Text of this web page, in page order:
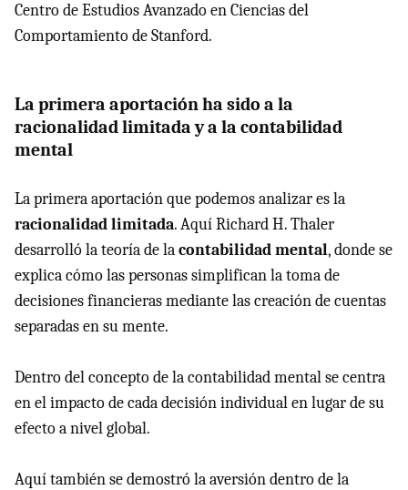
Centro de Estudios Avanzado en Ciencias del
Comportamiento de Stanford.
La primera aportación ha sido a la
racionalidad limitada y a la contabilidad
mental
La primera aportación que podemos analizar es la
racionalidad limitada. Aquí Richard H. Thaler
desarrolló la teoría de lacontabilidad mental, donde se
explica cómo las personas simplifican la toma de
decisiones financieras mediante las creación de cuentas
separadas en su mente.
Dentro del concepto de la contabilidad mental se centra
en el impacto de cada decisión individual en lugar de su
efecto a nivel global.
Aquí también se demostró la aversión dentro de la